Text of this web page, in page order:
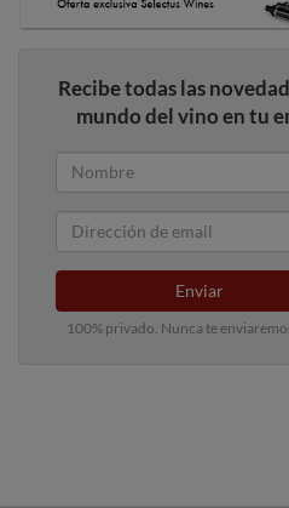
Recibe todas las
mundo del vino en tu
Enviar
100% privado. Nunca te